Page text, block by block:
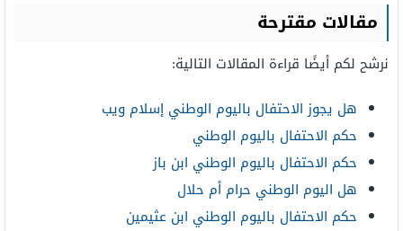
مقالات مقترحة
نرشح لكم أيضًا قراءة المقالات التالية:
هل يجوز الاحتفال باليوم الوطني إسلام ويب
حكم الاحتفال باليوم الوطني
حكم الاحتفال باليوم الوطني ابن باز
هل اليوم الوطني حرام أم حلال
حكم الاحتفال باليوم الوطني ابن عثيمين